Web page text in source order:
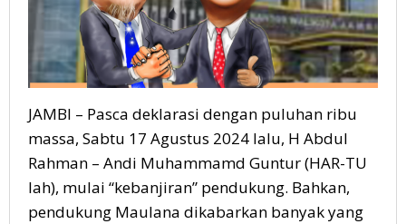
JAMBI – Pasca deklarasi dengan puluhan ribu
massa, Sabtu 17 Agustus 2024 lalu, H Abdul
Rahman – Andi Muhammamd Guntur (HAR-TU
lah), mulai “kebanjiran” pendukung. Bahkan,
pendukung Maulana dikabarkan banyak yang